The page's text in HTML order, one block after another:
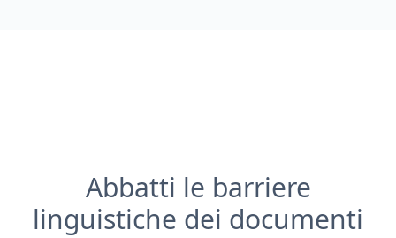
Abbatti le barriere
linguistiche dei documenti